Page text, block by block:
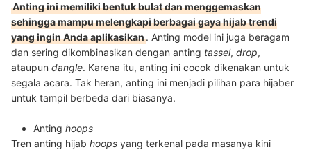
Anting ini memiliki bentuk bulat dan menggemaskan
sehingga mampu melengkapi berbagai gaya hijab trendi
yang ingin Anda aplikasikan. Anting model ini juga beragam
dan sering dikombinasikan dengan anting tassel, drop,
ataupun dangle. Karena itu, anting ini cocok dikenakan untuk
segala acara. Tak heran, anting ini menjadi pilihan para hijaber
untuk tampil berbeda dari biasanya.
Anting hoops
Tren anting hijab hoops yang terkenal pada masanya kini